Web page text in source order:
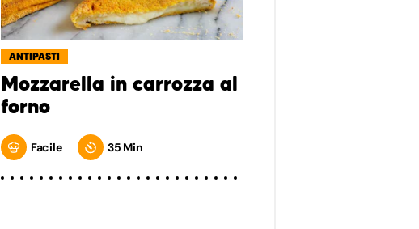
ANTIPASTI
Mozzarella in carrozza al
forno
Facile 35 Min